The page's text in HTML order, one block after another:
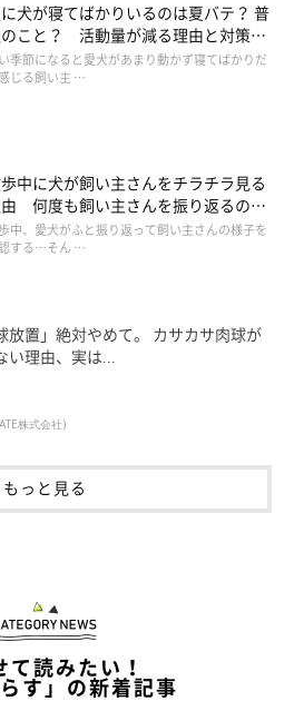
犬が寝てばかりいるのは夏バテ？ 普
こと？ 活動量が減る理由と対策と
季節になると愛犬があまり動かず寝てばかりだ
じる飼い主 …
中に犬が飼い主さんをチラチラ見る
何度も飼い主さんを振り返るのは
？
中、愛犬がふと振り返って飼い主さんの様子を
する…そん …
放置」絶対やめて。 カサカサ肉球が
い理由、実は...
株式会社)
もっと見る
て読みたい！
らす」の新着記事